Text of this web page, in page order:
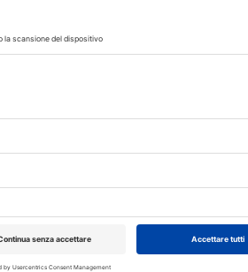
i consigli da dare ai
diverse soluzioni di uso comune per
batterica delle setole dopo